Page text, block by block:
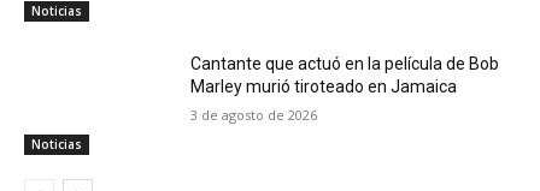
Noticias
Noticias
Cantante que actuó en la película de Bob
Marley murió tiroteado en Jamaica
3 de agosto de 2026